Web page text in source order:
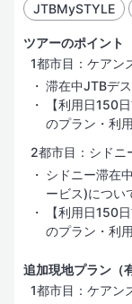
JTBMySTYLE
ツアーのポイント
1都市目：ケアン
滞在中JTBデ
【利用日150
のプラン・利
2都市目：シドニ
シドニー滞在
ービス)につい
【利用日150
のプラン・利
追加現地プラン（
1都市目：ケアン